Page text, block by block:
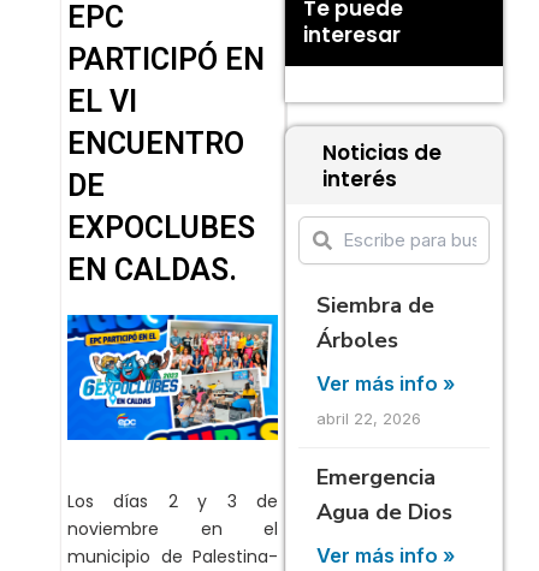
EPC
PARTICIPÓ EN
EL VI
ENCUENTRO
DE
EXPOCLUBES
EN CALDAS.
Los días 2 y 3 de
noviembre en el
municipio de Palestina-
Te puede
interesar
Noticias de
interés
Siembra de
Árboles
Ver más info »
abril 22, 2026
Emergencia
Agua de Dios
Ver más info »